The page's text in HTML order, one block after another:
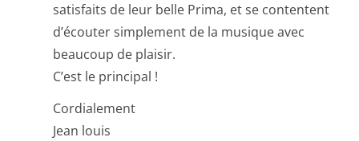
satisfaits de leur belle Prima, et se contentent
d’écouter simplement de la musique avec
beaucoup de plaisir.
C’est le principal !
Cordialement
Jean louis